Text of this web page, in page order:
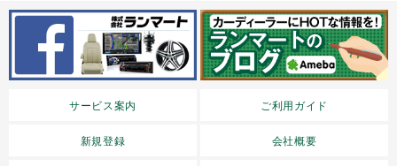
サービス案内 ご利用ガイド
新規登録 会社概要